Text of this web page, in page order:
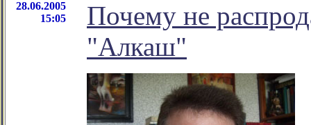
28.06.2005
15:05
Почему не
"Алкаш"